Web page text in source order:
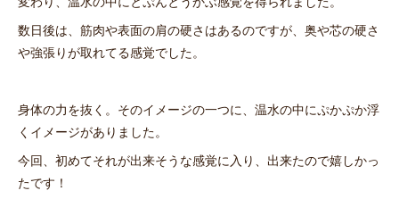
数日後は、筋肉や表面の肩の硬さはあるのですが、奥や芯の硬さ
や強張りが取れてる感覚でした。
身体の力を抜く。そのイメージの一つに、温水の中にぷかぷか浮
くイメージがありました。
今回、初めてそれが出来そうな感覚に入り、出来たので嬉しかっ
たです！